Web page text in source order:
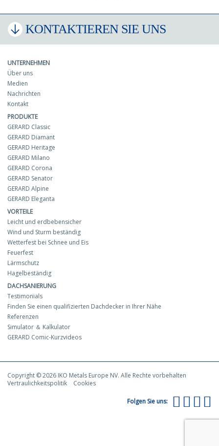
KONTAKTIEREN SIE UNS
UNTERNEHMEN
Über uns
Medien
Nachrichten
Kontakt
PRODUKTE
GERARD Classic
GERARD Diamant
GERARD Heritage
GERARD Milano
GERARD Corona
GERARD Senator
GERARD Alpine
GERARD Eleganta
VORTEILE
Leicht und erdbebensicher
Wind und Sturm beständig
Wetterfest bei Schnee und Eis
Feuerfest
Lärmschutz
Hagelbeständig
DACHSANIERUNG
Testimonials
Finden Sie einen qualifizierten Dachdecker in Ihrer Nähe
Referenzen
Simulator ＆ Kalkulator
GERARD Comic-Kurzvideos
Copyright © 2026 IKO Metals Europe NV. Alle Rechte vorbehalten
Vertraulichkeitspolitik
Cookies
Folgen Sie uns: